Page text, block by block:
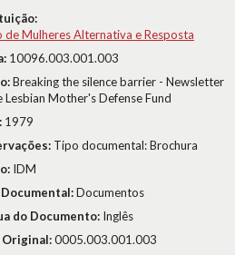
de Mulheres Alternativa e Resposta
10096.003.001.003
Breaking the silence barrier - Newsletter
Lesbian Mother's Defense Fund
1979
Tipo documental: Brochura
IDM
Documentos
do Documento: Inglês
Original:0005.003.001.003